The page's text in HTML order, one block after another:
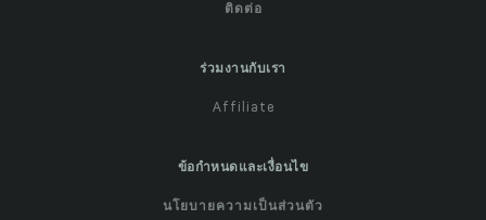
ติดต่อ
ร่วมงานกับเรา
Affiliate
ข้อกำหนดและเงื่อนไข
นโยบายความเป็นส่วนตัว